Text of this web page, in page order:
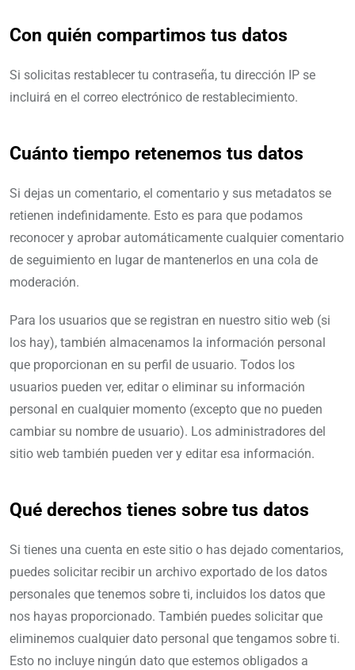
Con quién compartimos tus datos
Si solicitas restablecer tu contraseña, tu dirección IP se
incluirá en el correo electrónico de restablecimiento.
Cuánto tiempo retenemos tus datos
Si dejas un comentario, el comentario y sus metadatos se
retienen indefinidamente. Esto es para que podamos
reconocer y aprobar automáticamente cualquier comentario
de seguimiento en lugar de mantenerlos en una cola de
moderación.
Para los usuarios que se registran en nuestro sitio web (si
los hay), también almacenamos la información personal
que proporcionan en su perfil de usuario. Todos los
usuarios pueden ver, editar o eliminar su información
personal en cualquier momento (excepto que no pueden
cambiar su nombre de usuario). Los administradores del
sitio web también pueden ver y editar esa información.
Qué derechos tienes sobre tus datos
Si tienes una cuenta en este sitio o has dejado comentarios,
puedes solicitar recibir un archivo exportado de los datos
personales que tenemos sobre ti, incluidos los datos que
nos hayas proporcionado. También puedes solicitar que
eliminemos cualquier dato personal que tengamos sobre ti.
Esto no incluye ningún dato que estemos obligados a